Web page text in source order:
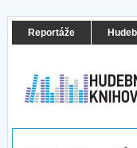
Reportáže